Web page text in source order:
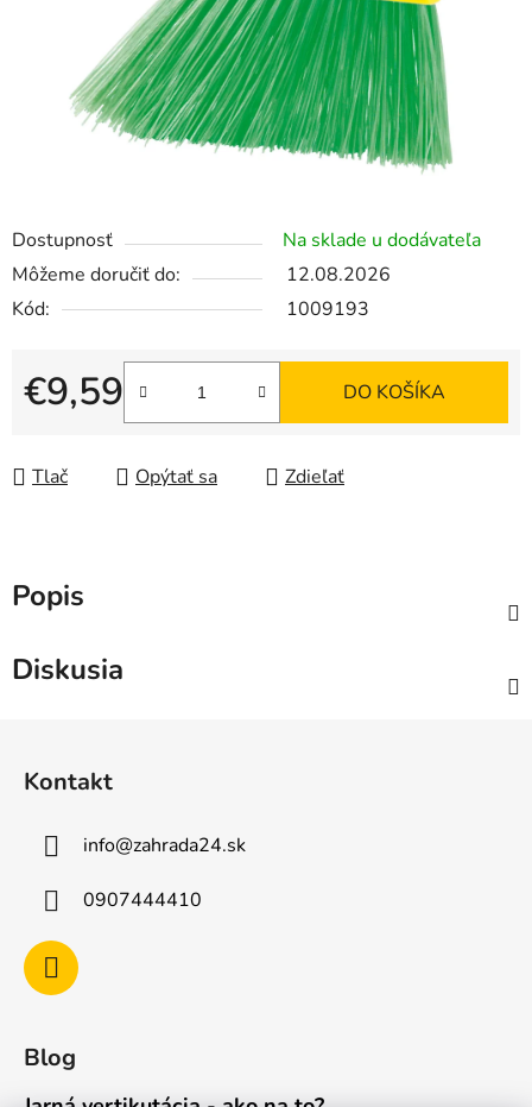
Dostupnosť
Na sklade u dodávateľa
Môžeme doručiť do:
12.08.2026
Kód:
1009193
€9,59
Jednotková cena:
DO KOŠÍKA
Tlač Opýtať sa Zdieľať
Popis
Diskusia
Kontakt
info@zahrada24.sk
0907444410
Blog